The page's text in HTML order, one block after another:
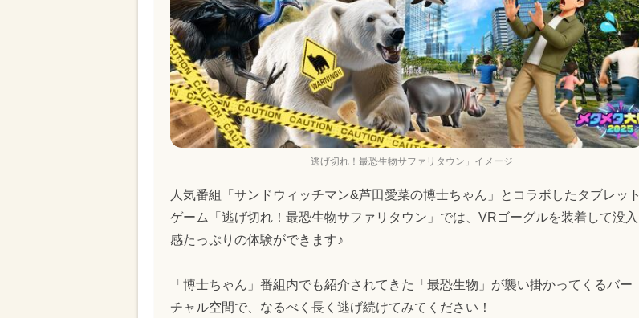
「逃げ切れ！最恐生物サファリタウン」イメージ
人気番組「サンドウィッチマン&芦田愛菜の博士ちゃん」とコラボしたタブレット
ゲーム「逃げ切れ！最恐生物サファリタウン」では、VRゴーグルを装着して没入
感たっぷりの体験ができます♪
「博士ちゃん」番組内でも紹介されてきた「最恐生物」が襲い掛かってくるバー
チャル空間で、なるべく長く逃げ続けてみてください！